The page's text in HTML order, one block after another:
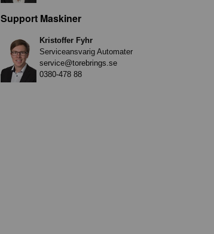
Support Maskiner
Kristoffer Fyhr
Serviceansvarig Automater
service@torebrings.se
0380-478 88